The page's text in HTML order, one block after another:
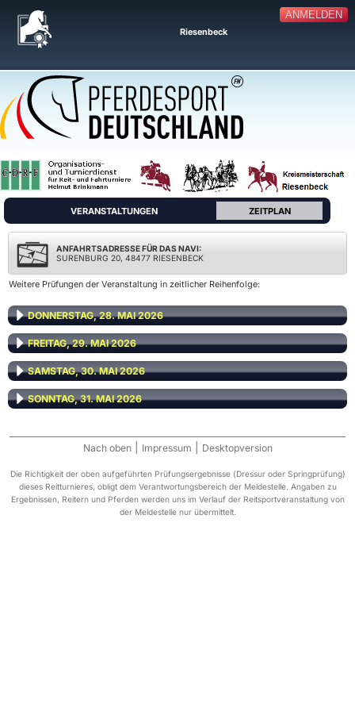
ANMELDEN
Riesenbeck
VERANSTALTUNGEN ZEITPLAN
ANFAHRTSADRESSE FÜR DAS NAVI:
SURENBURG 20, 48477 RIESENBECK
Weitere Prüfungen der Veranstaltung in zeitlicher Reihenfolge:
DONNERSTAG, 28. MAI 2026
FREITAG, 29. MAI 2026
SAMSTAG, 30. MAI 2026
SONNTAG, 31. MAI 2026
Nach oben Impressum Desktopversion
Die Richtigkeit der oben aufgeführten Prüfungsergebnisse (Dressur oder Springprüfung)
dieses Reitturnieres, obligt dem Verantwortungsbereich der Meldestelle. Angaben zu
Ergebnissen, Reitern und Pferden werden uns im Verlauf der Reitsportveranstaltung von
der Meldestelle nur übermittelt.